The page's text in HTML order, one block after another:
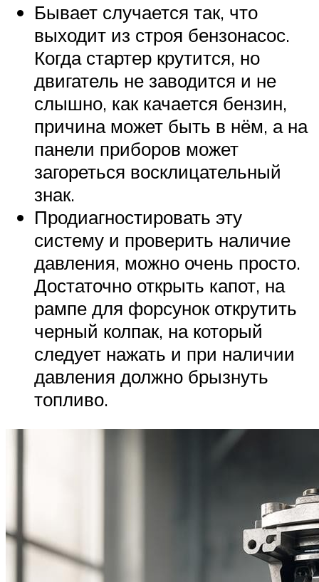
Бывает случается так, что
выходит из строя бензонасос.
Когда стартер крутится, но
двигатель не заводится и не
слышно, как качается бензин,
причина может быть в нём, а на
панели приборов может
загореться восклицательный
знак.
Продиагностировать эту
систему и проверить наличие
давления, можно очень просто.
Достаточно открыть капот, на
рампе для форсунок открутить
черный колпак, на который
следует нажать и при наличии
давления должно брызнуть
топливо.